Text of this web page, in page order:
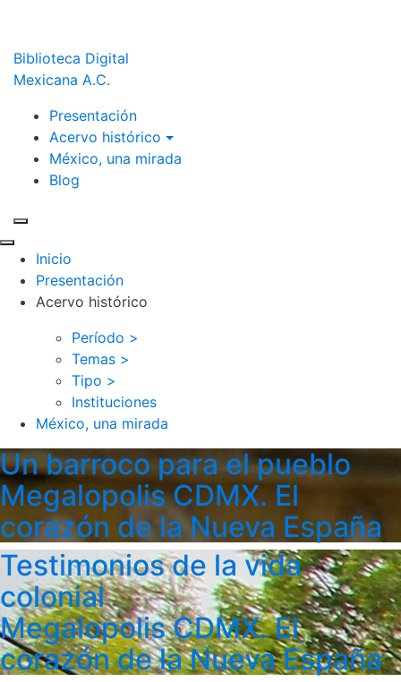
Biblioteca Digital
Mexicana A.C.
Presentación
Acervo histórico
México, una mirada
Blog
Inicio
Presentación
Acervo histórico
Período >
Temas >
Tipo >
Instituciones
México, una mirada
Un barroco para el pueblo
Megalopolis CDMX. El
corazón de la Nueva España
Testimonios de la vida
colonial
Megalopolis CDMX. El
corazón de la Nueva España